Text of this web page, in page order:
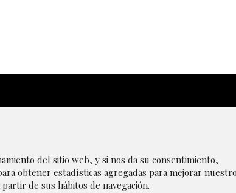
del sitio web, y si nos da su consentimiento,
obtener estadísticas agregadas para mejorar
de sus hábitos de navegación.